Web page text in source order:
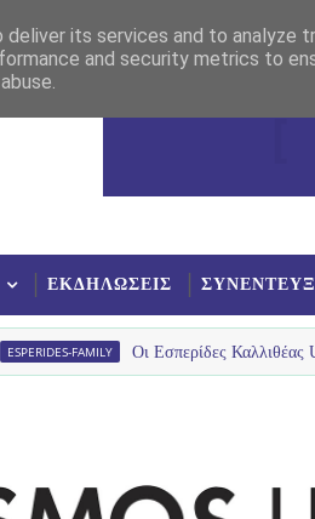
ΕΚΔΗΛΩΣΕΙΣ
Οι Εσπερίδες Καλλιθέας U12
its services and to analyze
and security metrics to